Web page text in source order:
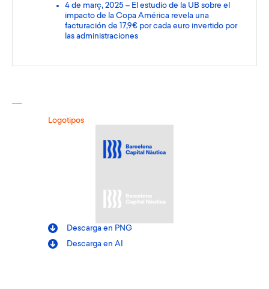
4 de març, 2025 – El estudio de la UB sobre el
impacto de la Copa América revela una
facturación de 17,9€ por cada euro invertido por
las administraciones
Recursos gráficos
Logotipos
Descarga en PNG
Descarga en AI